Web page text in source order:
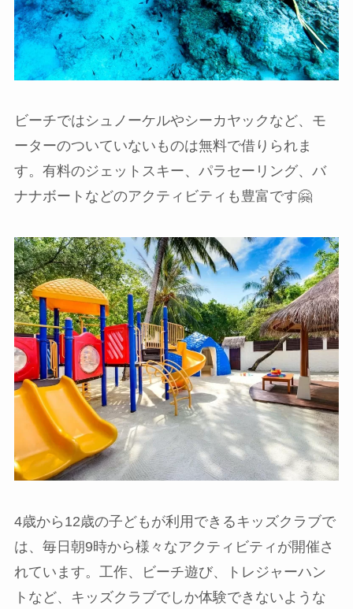
ビーチではシュノーケルやシーカヤックなど、モ
ーターのついていないものは無料で借りられま
す。有料のジェットスキー、パラセーリング、バ
ナナボートなどのアクティビティも豊富です🤗
4歳から12歳の子どもが利用できるキッズクラブで
は、毎日朝9時から様々なアクティビティが開催さ
れています。工作、ビーチ遊び、トレジャーハン
トなど、キッズクラブでしか体験できないような